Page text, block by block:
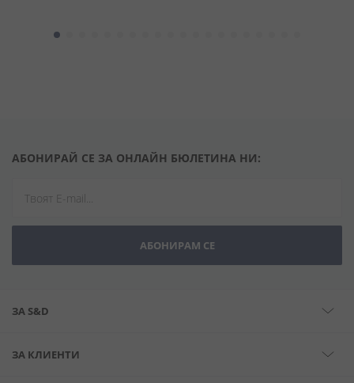
АБОНИРАЙ СЕ ЗА ОНЛАЙН БЮЛЕТИНА НИ:
АБОНИРАМ СЕ
ЗА S&D
ЗА КЛИЕНТИ